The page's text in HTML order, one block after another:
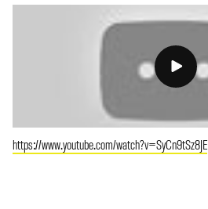
https://www.youtube.com/watch?v=SyCn9tSz8JE